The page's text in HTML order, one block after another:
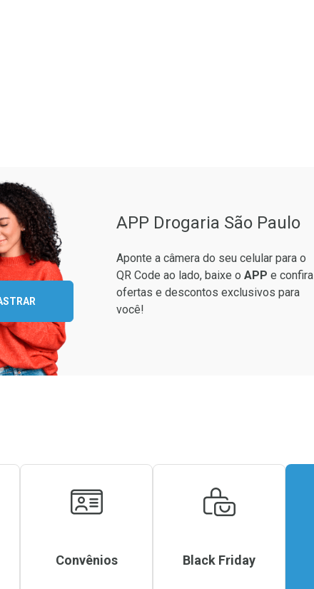
melhores ofertas:
APP Drogaria São Paulo
Aponte a câmera do seu celular para o
QR Code ao lado, baixe o APP e confira
ofertas e descontos exclusivos para
você!
Convênios Black Friday